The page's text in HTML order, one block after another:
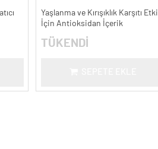
Yaşlanma ve Kırışıklık Karşıtı Etki
İçin Antioksidan İçerik
TÜKENDİ